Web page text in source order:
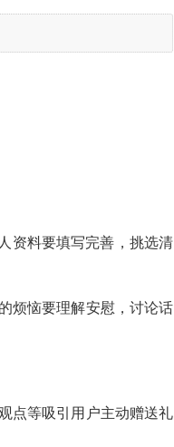
资料要填写完善，挑选清
烦恼要理解安慰，讨论话
点等吸引用户主动赠送礼